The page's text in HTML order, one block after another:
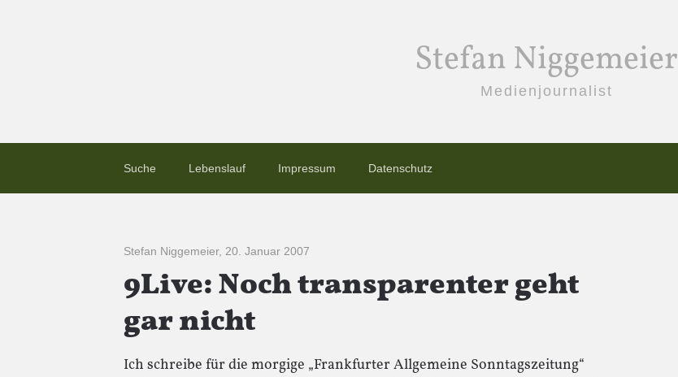
Stefan Niggemeier
Medienjournalist
Suche Lebenslauf Impressum Datenschutz
Stefan Niggemeier, 20. Januar 2007
9Live: Noch transparenter geht
gar nicht
Ich schreibe für die morgige „Frankfurter Allgemeine Sonntagszeitung“